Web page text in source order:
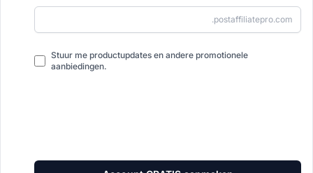
.postaffiliatepro.com
Stuur me productupdates en andere promotionele
aanbiedingen.